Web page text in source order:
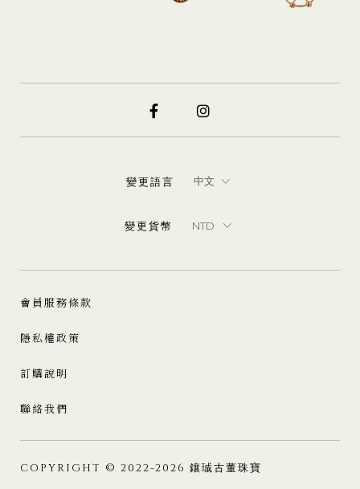
變更語言
變更貨幣
會員服務條款
隱私權政策
訂購說明
聯絡我們
COPYRIGHT © 2022-2026 鑲珹古董珠寶